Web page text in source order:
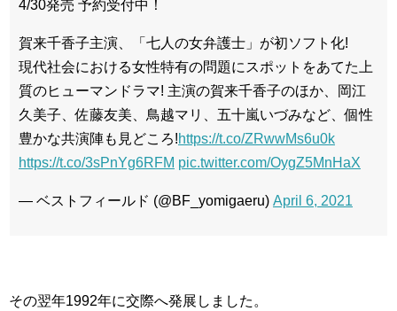
4/30発売 予約受付中！
賀来千香子主演、「七人の女弁護士」が初ソフト化!
現代社会における女性特有の問題にスポットをあてた上
質のヒューマンドラマ! 主演の賀来千香子のほか、岡江
久美子、佐藤友美、鳥越マリ、五十嵐いづみなど、個性
豊かな共演陣も見どころ!https://t.co/ZRwwMs6u0k
https://t.co/3sPnYg6RFM pic.twitter.com/OygZ5MnHaX
— ベストフィールド (@BF_yomigaeru) April 6, 2021
その翌年1992年に交際へ発展しました。